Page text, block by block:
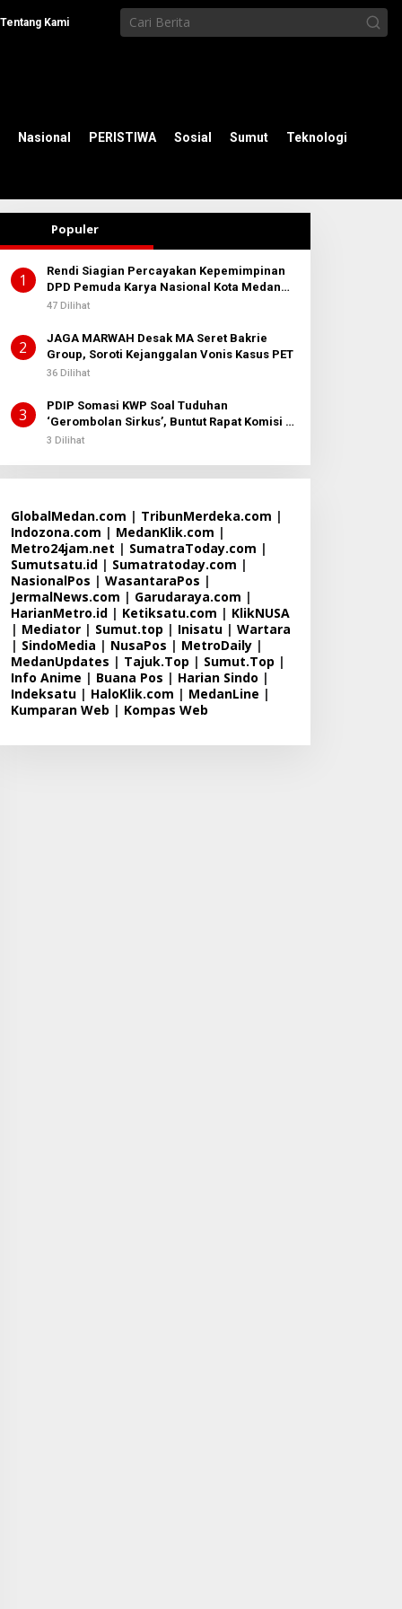
Tentang Kami
Nasional PERISTIWA Sosial Sumut Teknologi
Populer
1
Rendi Siagian Percayakan Kepemimpinan
DPD Pemuda Karya Nasional Kota Medan
kepada Josef Sembiring
47 Dilihat
2
JAGA MARWAH Desak MA Seret Bakrie
Group, Soroti Kejanggalan Vonis Kasus PET
36 Dilihat
3
PDIP Somasi KWP Soal Tuduhan
‘Gerombolan Sirkus’, Buntut Rapat Komisi II
Dipimpin Sufmi Dasco Ahmad
3 Dilihat
GlobalMedan.com | TribunMerdeka.com |
Indozona.com | MedanKlik.com |
Metro24jam.net | SumatraToday.com |
Sumutsatu.id| Sumatratoday.com |
NasionalPos | WasantaraPos |
JermalNews.com | Garudaraya.com |
HarianMetro.id| Ketiksatu.com | KlikNUSA
| Mediator| Sumut.top | Inisatu| Wartara
| SindoMedia | NusaPos | MetroDaily|
MedanUpdates | Tajuk.Top | Sumut.Top |
Info Anime | Buana Pos | Harian Sindo |
Indeksatu| HaloKlik.com | MedanLine |
Kumparan Web | Kompas Web